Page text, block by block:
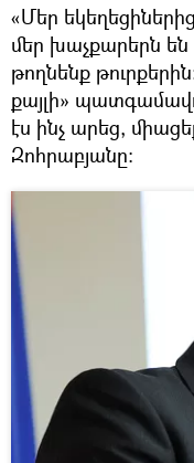
«Մեր
մեր խաչքարերն են
թողնենք
քայլի»
էս ինչ արեց,
Զոհրաբյանը։